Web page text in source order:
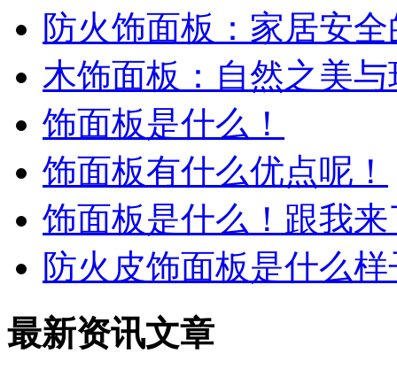
防火饰面板：家居安
木饰面板：自然之美
饰面板是什么！
饰面板有什么优点呢！
饰面板是什么！跟我
防火皮饰面板是什么
最新资讯文章